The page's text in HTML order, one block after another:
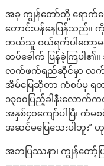
အခု ကျွန်တော်တို့ ရော
တောင်းပန်နေပြန်သည်။
ဘယ်သူ ဝယ်ရက်ပါတော့
တပ်ခေါက် ပြန်ခဲ့ကြပါ၏
လက်ဖက်ရည်ဆိုင်မှာ လက်
အိမ်မြေဆိုတာ ကံစပ်မှ ရ
၁၃၀၀ပြည့်ခါနီးလောက်
အနှစ်၄၀ကျော်ပါပြီ၊
အဆင်မပြေသေးပါဘူး”
အဘပြဿနာ၊ ကျွန်တော့်